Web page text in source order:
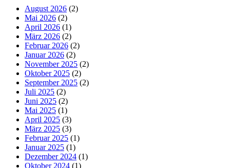
August 2026 (2)
Mai 2026 (2)
April 2026 (1)
März 2026 (2)
Februar 2026 (2)
Januar 2026 (2)
November 2025 (2)
Oktober 2025 (2)
September 2025 (2)
Juli 2025 (2)
Juni 2025 (2)
Mai 2025 (1)
April 2025 (3)
März 2025 (3)
Februar 2025 (1)
Januar 2025 (1)
Dezember 2024 (1)
Oktober 2024 (1)